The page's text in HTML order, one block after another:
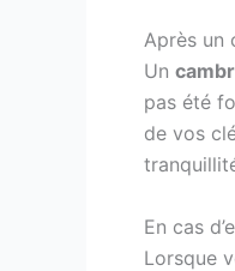
Après un
Un
pas été
de vos
En cas
Lorsque